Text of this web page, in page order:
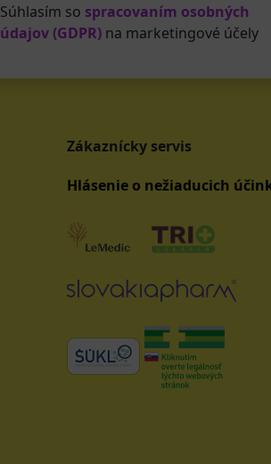
Súhlasím so spracovaním osobných
údajov (GDPR) na marketingové účely
Zákaznícky servis
Hlásenie o nežiaducich